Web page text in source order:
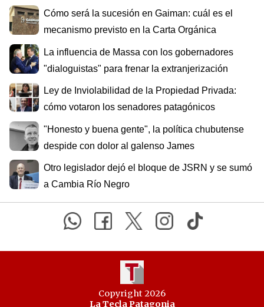
Cómo será la sucesión en Gaiman: cuál es el
mecanismo previsto en la Carta Orgánica
La influencia de Massa con los gobernadores
"dialoguistas" para frenar la extranjerización
Ley de Inviolabilidad de la Propiedad Privada:
cómo votaron los senadores patagónicos
"Honesto y buena gente", la política chubutense
despide con dolor al galenso James
Otro legislador dejó el bloque de JSRN y se sumó
a Cambia Río Negro
Copyright 2026
La Tecla Patagonia